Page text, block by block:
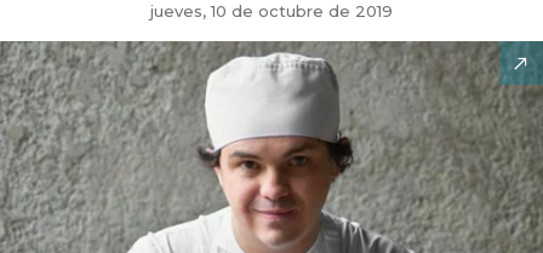
jueves, 10 de octubre de 2019